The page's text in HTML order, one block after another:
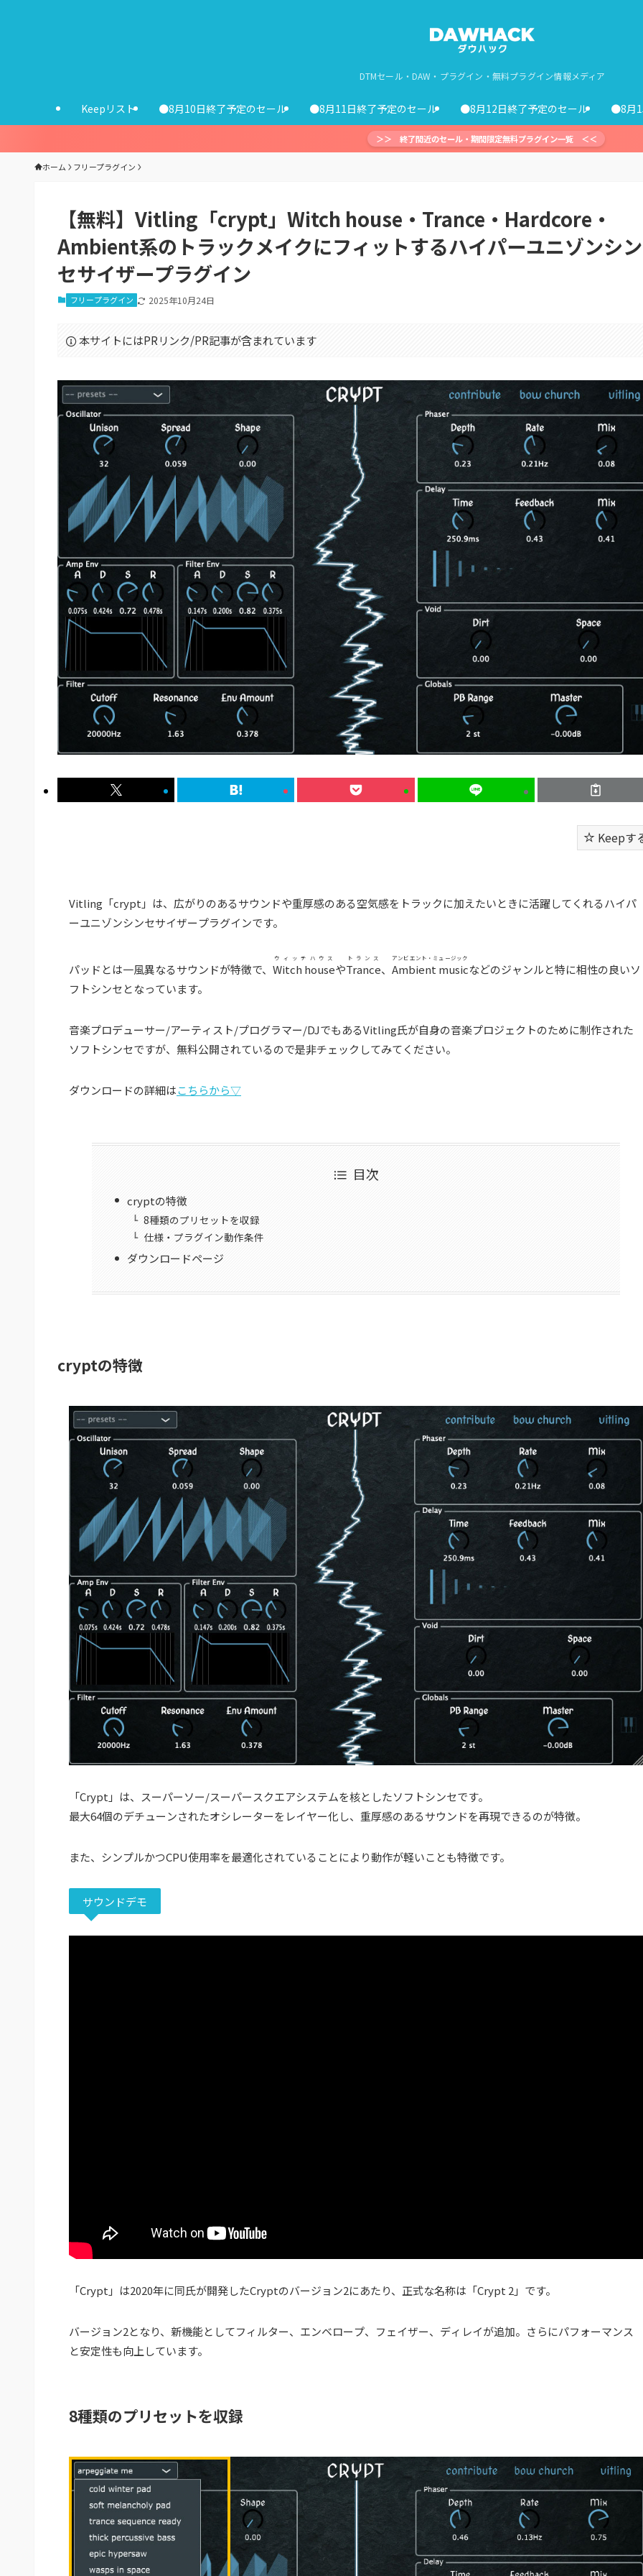
DTMセール・DAW・プラグイン・無料プラグイン情報メディア
Keepリスト ●8月10日終了予定のセール ●8月11日終了予定のセール ●8月12日終了予定のセール ●8月
＞＞ 終了間近のセール・期間限定無料プラグイン一覧 ＜＜
ホーム フリープラグイン
【無料】Vitling「crypt」Witch house・Trance・Hardcore・
Ambient系のトラックメイクにフィットするハイパーユニゾンシン
セサイザープラグイン
フリープラグイン 2025年10月24日
本サイトにはPRリンク/PR記事が含まれています
Keepす
Vitling「crypt」は、広がりのあるサウンドや重厚感のある空気感をトラックに加えたいときに活躍してくれるハイパ
ーユニゾンシンセサイザープラグインです。
パッドとは一風異なるサウンドが特徴で、 Witch house
ウィッチハウス
やTrance
トランス
、 Ambient music
アンビエント・ミュージック
などのジャンルと特に相性の良いソ
フトシンセとなっています。
音楽プロデューサー/アーティスト/プログラマー/DJでもあるVitling氏が自身の音楽プロジェクトのために制作された
ソフトシンセですが、無料公開されているので是非チェックしてみてください。
ダウンロードの詳細はこちらから▽
目次
cryptの特徴
8種類のプリセットを収録
仕様・プラグイン動作条件
ダウンロードページ
cryptの特徴
「Crypt」は、スーパーソー/スーパースクエアシステムを核としたソフトシンセです。
最大64個のデチューンされたオシレーターをレイヤー化し、重厚感のあるサウンドを再現できるのが特徴。
また、シンプルかつCPU使用率を最適化されていることにより動作が軽いことも特徴です。
サウンドデモ
「Crypt」は2020年に同氏が開発したCryptのバージョン2にあたり、正式な名称は「Crypt 2」です。
バージョン2となり、新機能としてフィルター、エンベロープ、フェイザー、ディレイが追加。さらにパフォーマンス
と安定性も向上しています。
8種類のプリセットを収録